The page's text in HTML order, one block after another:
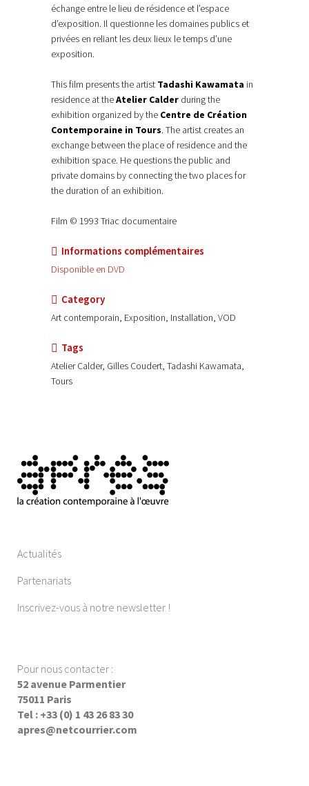
échange entre le lieu de résidence et l’espace
d’exposition. Il questionne les domaines publics et
privées en reliant les deux lieux le temps d’une
exposition.
This film presents the artist Tadashi Kawamata in
residence at theAtelier Calder during the
exhibition organized by the Centre de Création
Contemporaine in Tours. The artist creates an
exchange between the place of residence and the
exhibition space. He questions the public and
private domains by connecting the two places for
the duration of an exhibition.
Film © 1993 Triac documentaire
Informations complémentaires
Disponible en DVD
Category
Art contemporain, Exposition, Installation, VOD
Tags
Atelier Calder, Gilles Coudert, Tadashi Kawamata,
Tours
Actualités
Partenariats
Inscrivez-vous à notre newsletter !
Pour nous contacter :
52 avenue Parmentier
75011 Paris
Tel : +33 (0) 1 43 26 83 30
apres@netcourrier.com